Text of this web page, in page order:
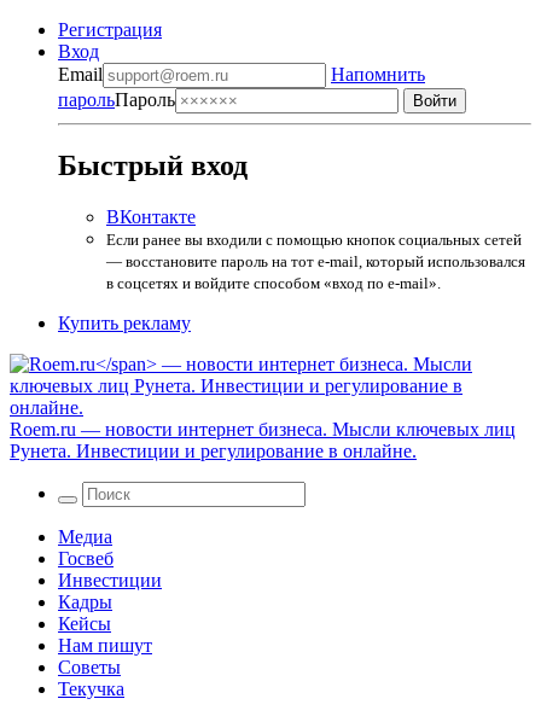
Регистрация
Вход
Email
Напомнить
парольПароль
Быстрый вход
ВКонтакте
Если ранее вы входили с помощью кнопок социальных сетей
— восстановите пароль на тот e-mail, который использовался
в соцсетях и войдите способом «вход по e-mail».
Купить рекламу
Roem.ru — новости интернет бизнеса. Мысли ключевых лиц
Рунета. Инвестиции и регулирование в онлайне.
Медиа
Госвеб
Инвестиции
Кадры
Кейсы
Нам пишут
Советы
Текучка